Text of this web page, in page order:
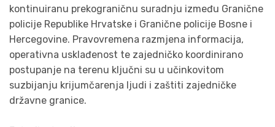
kontinuiranu prekograničnu suradnju između Granične
policije Republike Hrvatske i Granične policije Bosne i
Hercegovine. Pravovremena razmjena informacija,
operativna usklađenost te zajedničko koordinirano
postupanje na terenu ključni su u učinkovitom
suzbijanju krijumčarenja ljudi i zaštiti zajedničke
državne granice.